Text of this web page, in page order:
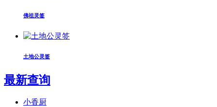
佛祖灵签
土地公灵签
最新查询
小香厨